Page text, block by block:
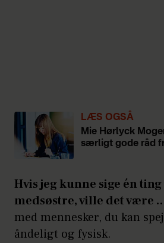
LÆS OGSÅ
Mie Hørlyck
særligt gode råd
Hvis jeg kunne sige én
medsøstre, ville det være
med mennesker, du kan
åndeligt og fysisk.